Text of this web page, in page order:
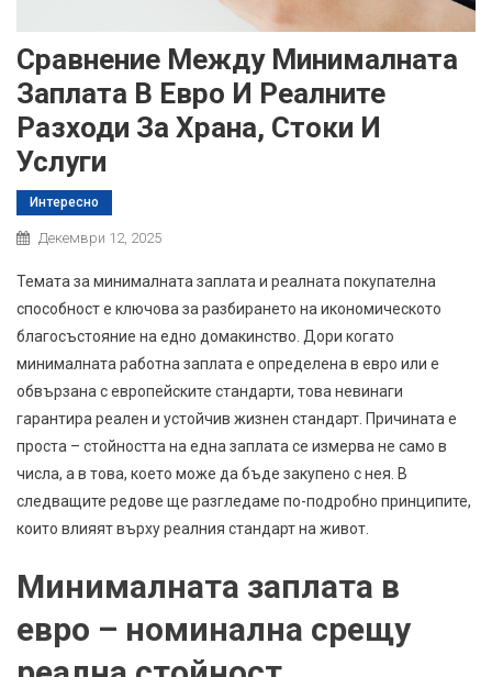
Сравнение Между Минималната
Заплата В Евро И Реалните
Разходи За Храна, Стоки И
Услуги
Интересно
Декември 12, 2025
Темата за минималната заплата и реалната покупателна
способност е ключова за разбирането на икономическото
благосъстояние на едно домакинство. Дори когато
минималната работна заплата е определена в евро или е
обвързана с европейските стандарти, това невинаги
гарантира реален и устойчив жизнен стандарт. Причината е
проста – стойността на една заплата се измерва не само в
числа, а в това, което може да бъде закупено с нея. В
следващите редове ще разгледаме по-подробно принципите,
които влияят върху реалния стандарт на живот.
Минималната заплата в
евро – номинална срещу